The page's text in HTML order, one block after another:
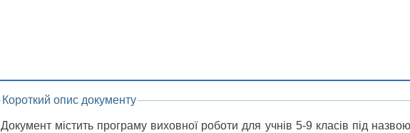
Короткий опис документу
Документ містить програму виховної роботи для учнів 5-9 класів під